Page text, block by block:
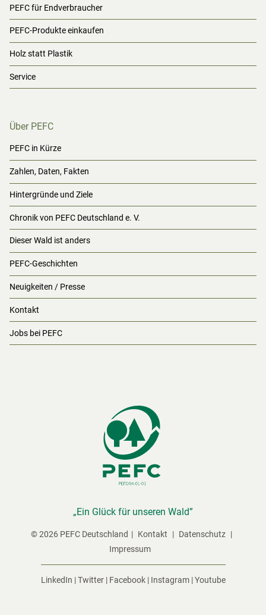
PEFC für Endverbraucher
PEFC-Produkte einkaufen
Holz statt Plastik
Service
Über PEFC
PEFC in Kürze
Zahlen, Daten, Fakten
Hintergründe und Ziele
Chronik von PEFC Deutschland e. V.
Dieser Wald ist anders
PEFC-Geschichten
Neuigkeiten / Presse
Kontakt
Jobs bei PEFC
„Ein Glück für unseren Wald”
© 2026 PEFC Deutschland Kontakt
Datenschutz
Impressum
LinkedIn |Twitter| Facebook| Instagram|Youtube